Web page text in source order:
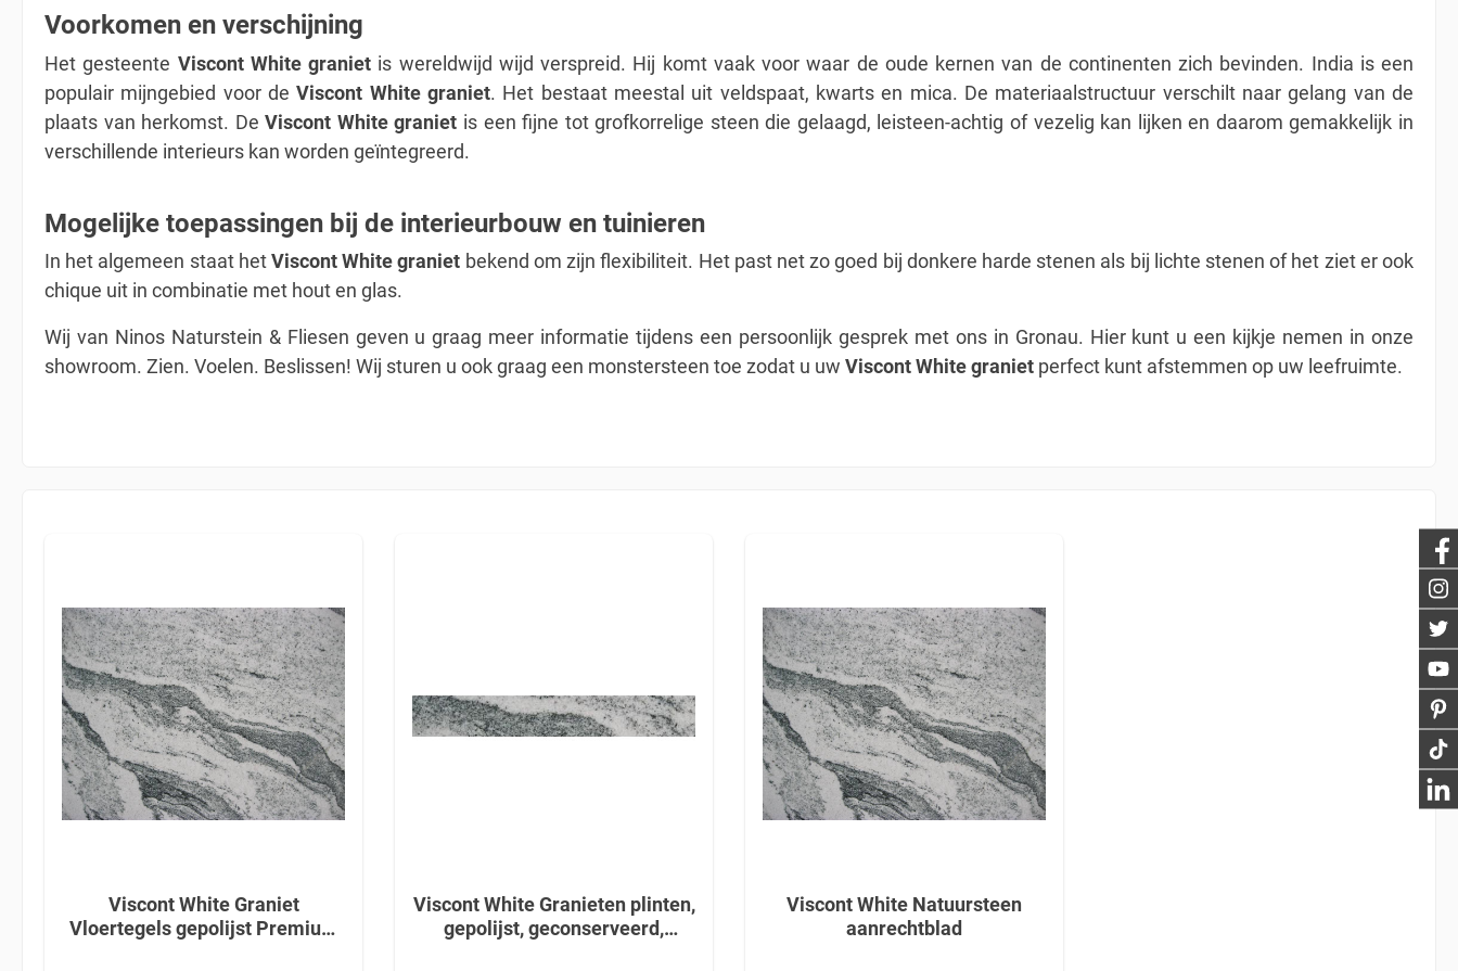
Voorkomen en verschijning
Het gesteente Viscont White graniet is wereldwijd wijd verspreid. Hij komt vaak voor waar de oude kernen van de continenten zich bevinden. India is een
populair mijngebied voor deViscont White graniet. Het bestaat meestal uit veldspaat, kwarts en mica. De materiaalstructuur verschilt naar gelang van de
plaats van herkomst. DeViscont White graniet is een fijne tot grofkorrelige steen die gelaagd, leisteen-achtig of vezelig kan lijken en daarom gemakkelijk in
verschillende interieurs kan worden geïntegreerd.
Mogelijke toepassingen bij de interieurbouw en tuinieren
In het algemeen staat hetViscont White graniet bekend om zijn flexibiliteit. Het past net zo goed bij donkere harde stenen als bij lichte stenen of het ziet er ook
chique uit in combinatie met hout en glas.
Wij van Ninos Naturstein & Fliesen geven u graag meer informatie tijdens een persoonlijk gesprek met ons in Gronau. Hier kunt u een kijkje nemen in onze
showroom. Zien. Voelen. Beslissen! Wij sturen u ook graag een monstersteen toe zodat u uw Viscont White graniet perfect kunt afstemmen op uw leefruimte.
Viscont White Graniet
Vloertegels gepolijst Premium
Viscont White Granieten plinten,
gepolijst, geconserveerd,
Viscont White Natuursteen
aanrechtblad